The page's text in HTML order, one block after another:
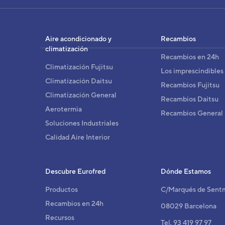
Aire acondicionado y
climatización
Climatización Fujitsu
Climatización Daitsu
Climatización General
Aerotermia
Soluciones Industriales
Calidad Aire Interior
Recambios
Recambios en 24h
Los imprescindibles
Recambios Fujitsu
Recambios Daitsu
Recambios General
Descubre Eurofred
Productos
Recambios en 24h
Recursos
Dónde Estamos
C/Marqués de
08029 Barcelona
Tel. 93 419 97 97